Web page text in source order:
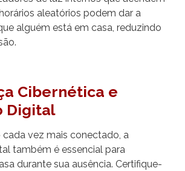
aleatórios podem dar a
alguém está em casa, reduzindo
Cibernética e
Digital
cada vez mais conectado, a
também é essencial para
durante sua ausência. Certifique-